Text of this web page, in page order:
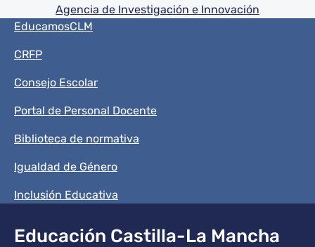
Agencia de Investigación e Innovación
Menú del pie
EducamosCLM
CRFP
Consejo Escolar
Portal de Personal Docente
Biblioteca de normativa
Igualdad de Género
Inclusión Educativa
Educación Castilla-La Mancha